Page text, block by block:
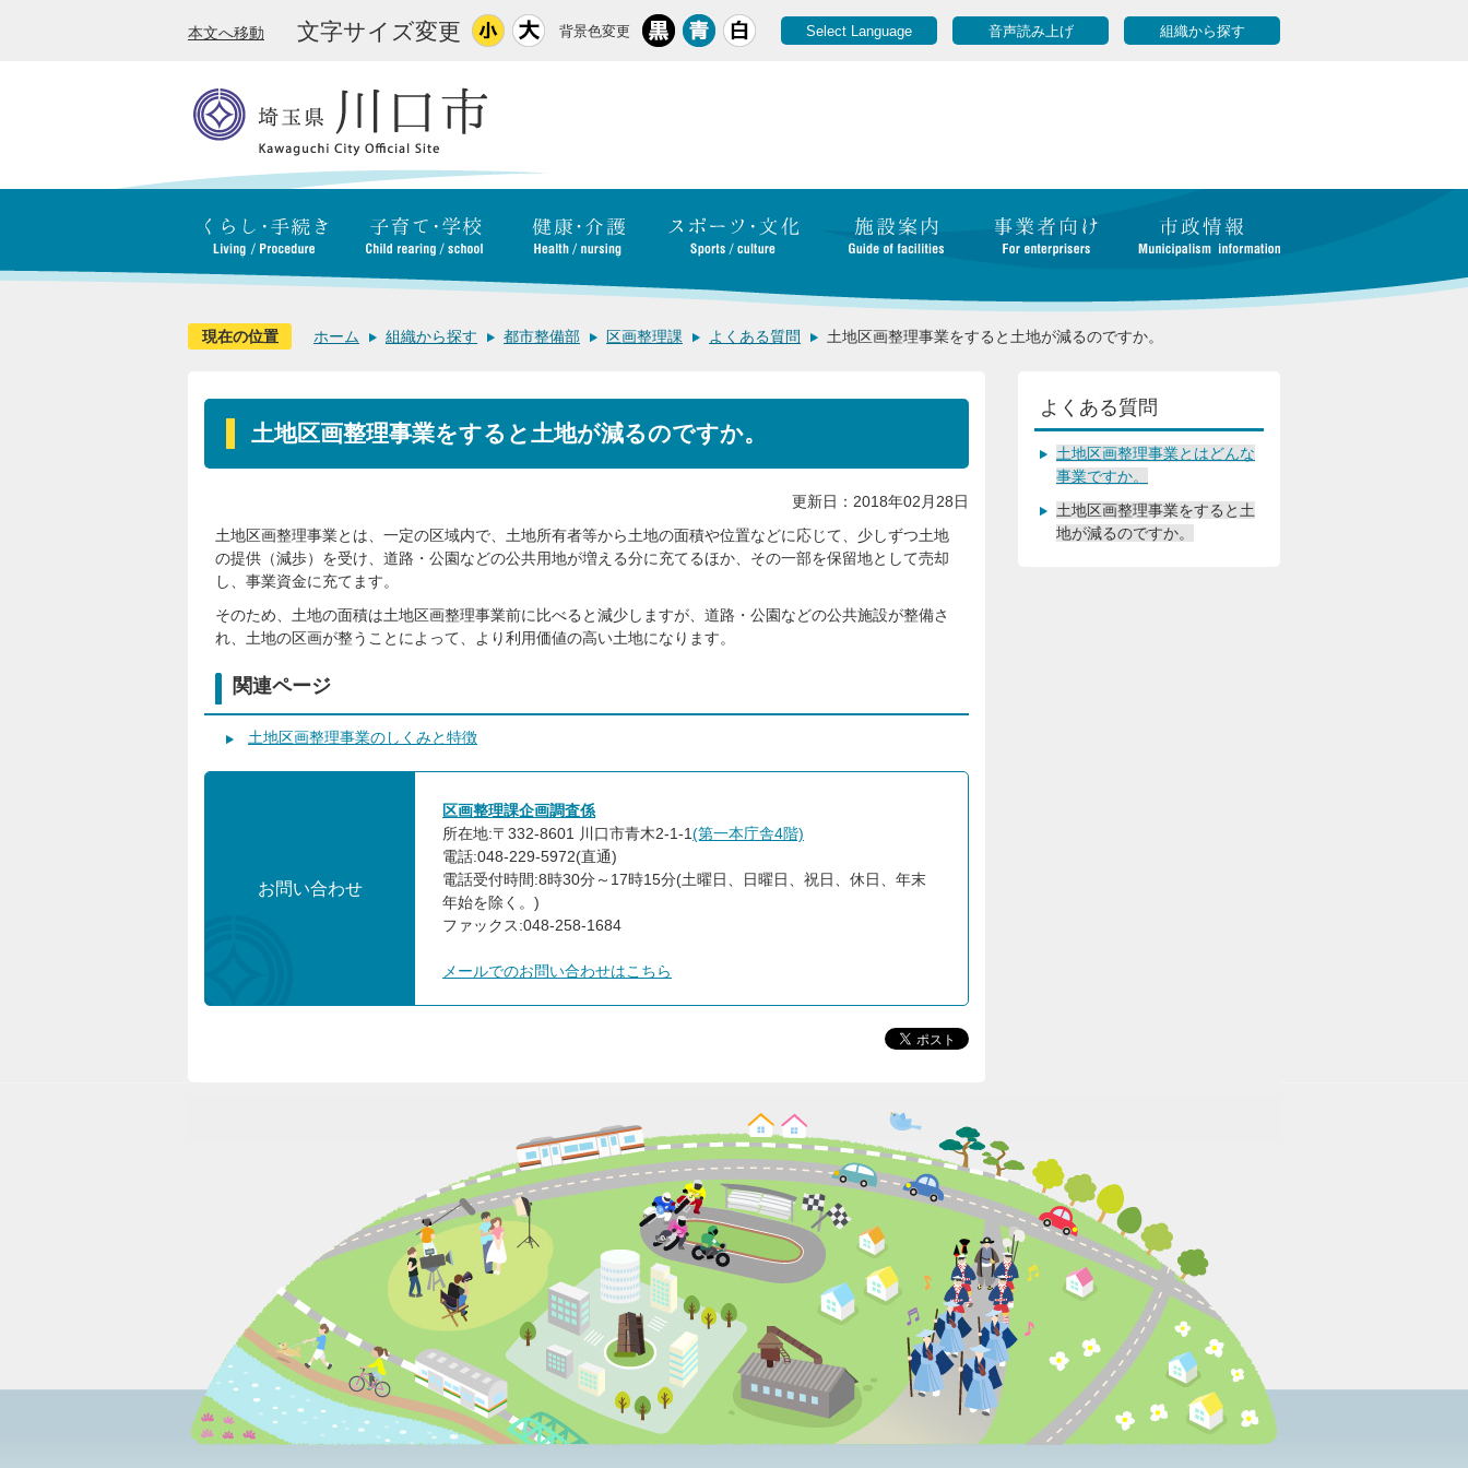
本文へ移動 文字サイズ変更 背景色変更 Select Language 音声読み上げ 組織から探す
現在の位置 ホーム 組織から探す 都市整備部 区画整理課 よくある質問 土地区画整理事業をすると土地が減るのですか。
土地区画整理事業をすると土地が減るのですか。
更新日：2018年02月28日
土地区画整理事業とは、一定の区域内で、土地所有者等から土地の面積や位置などに応じて、少しずつ土地
の提供（減歩）を受け、道路・公園などの公共用地が増える分に充てるほか、その一部を保留地として売却
し、事業資金に充てます。
そのため、土地の面積は土地区画整理事業前に比べると減少しますが、道路・公園などの公共施設が整備さ
れ、土地の区画が整うことによって、より利用価値の高い土地になります。
関連ページ
土地区画整理事業のしくみと特徴
お問い合わせ
区画整理課企画調査係
所在地:〒332-8601 川口市青木2-1-1(第一本庁舎4階)
電話:048-229-5972(直通)
電話受付時間:8時30分～17時15分(土曜日、日曜日、祝日、休日、年末
年始を除く。)
ファックス:048-258-1684
メールでのお問い合わせはこちら
よくある質問
土地区画整理事業とはどんな
事業ですか。
土地区画整理事業をすると土
地が減るのですか。